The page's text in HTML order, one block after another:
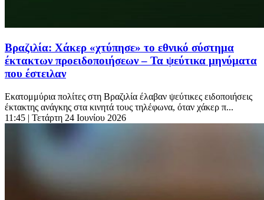
Βραζιλία: Χάκερ «χτύπησε» το εθνικό σύστημα
έκτακτων προειδοποιήσεων – Τα ψεύτικα μηνύματα
που έστειλαν
Εκατομμύρια πολίτες στη Βραζιλία έλαβαν ψεύτικες ειδοποιήσεις
έκτακτης ανάγκης στα κινητά τους τηλέφωνα, όταν χάκερ π...
11:45 | Τετάρτη 24 Ιουνίου 2026